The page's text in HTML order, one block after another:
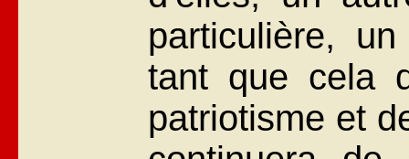
particulière,
tant que cela
patriotisme et